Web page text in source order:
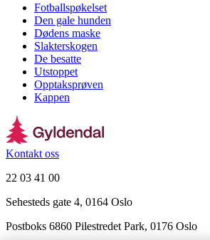
Fotballspøkelset
Den gale hunden
Dødens maske
Slakterskogen
De besatte
Utstoppet
Opptaksprøven
Kappen
Kontakt oss
22 03 41 00
Sehesteds gate 4, 0164 Oslo
Postboks 6860 Pilestredet Park, 0176 Oslo